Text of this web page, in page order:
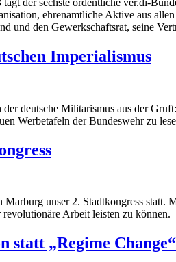
ehrenamtliche Aktive aus
und den Gewerkschaftsrat, seine
Imperialismus
deutsche Militarismus aus der
Werbetafeln der Bundeswehr zu
unser 2. Stadtkongress
Arbeit leisten zu können.
statt „Regime Change“